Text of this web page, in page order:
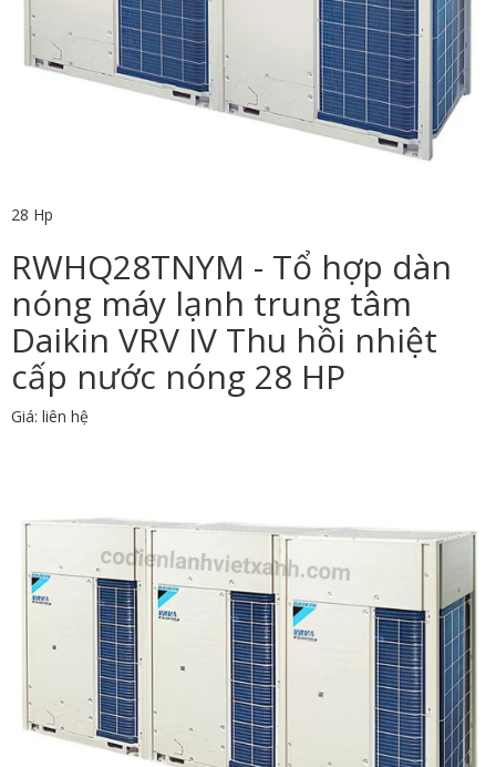
28 Hp
RWHQ28TNYM - Tổ hợp dàn
nóng máy lạnh trung tâm
Daikin VRV IV Thu hồi nhiệt
cấp nước nóng 28 HP
Giá: liên hệ